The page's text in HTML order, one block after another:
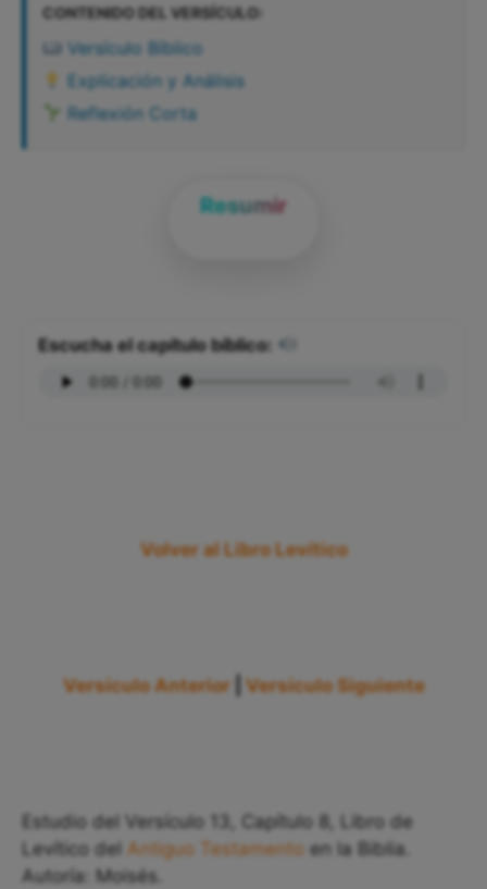
CONTENIDO DEL VERSÍCULO:
Versículo Bíblico
Explicación y Análisis
Reflexión Corta
Resumir
Escucha el capítulo bíblico:
Volver al Libro Levítico
Versículo Anterior Versículo Siguiente
Estudio del Versículo 13, Capítulo 8, Libro de
Levítico del Antiguo Testamento en la Biblia.
Autoría: Moisés.